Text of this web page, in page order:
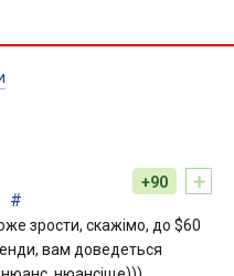
+
+90
#
зрости, скажімо, до $60
вам доведеться